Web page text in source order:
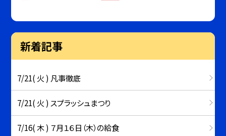
新着記事
7/21( 火 ) 凡事徹底
7/21( 火 ) スプラッシュまつり
7/16( 木 ) ７月１６日（木）の給食